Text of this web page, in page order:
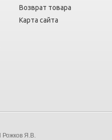
Возврат товара
Карта сайта
Рожков Я.В.